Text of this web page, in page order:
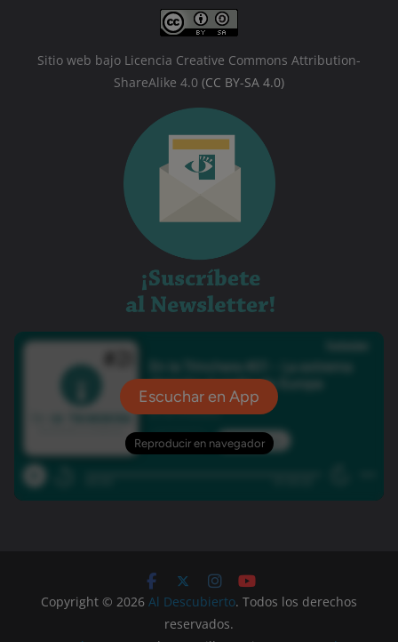
Sitio web bajo Licencia Creative Commons Attribution-
ShareAlike 4.0 (CC BY-SA 4.0)
Copyright © 2026 Al Descubierto. Todos los derechos
reservados.